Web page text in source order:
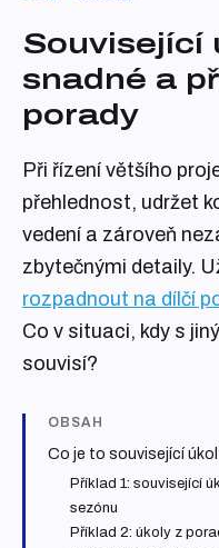
Související
snadné a
porady
Při řízení většího
přehlednost, udržet
vedení a zároveň
zbytečnými detaily.
rozpadnout na dílčí
Co v situaci, kdy s
souvisí?
OBSAH
Co je to související
Příklad 1: související
sezónu
Příklad 2: úkoly z